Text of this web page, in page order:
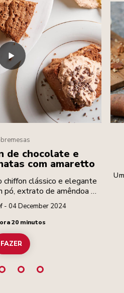
de chocolate e
com amaretto
chiffon clássico e elegante
pó, extrato de amêndoa e
de cacau amaretto e
O resultado é um
que tem a altura e a
mas a riqueza de um
inglês.
- 04 December 2024
20 minutos
FAZER